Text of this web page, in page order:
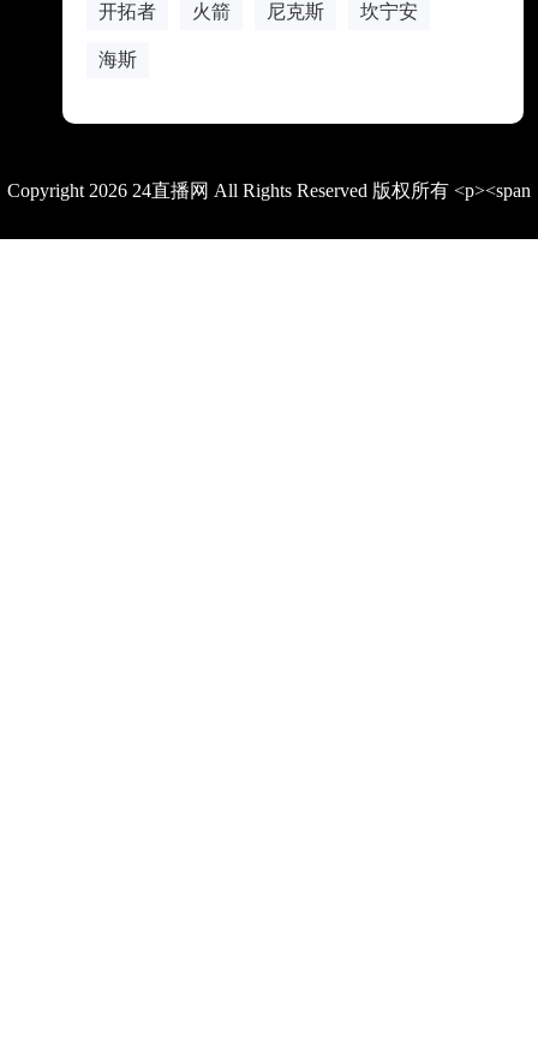
开拓者 火箭 尼克斯 坎宁安
海斯
Copyright 2026 24直播网 All Rights Reserved 版权所有 <p><span